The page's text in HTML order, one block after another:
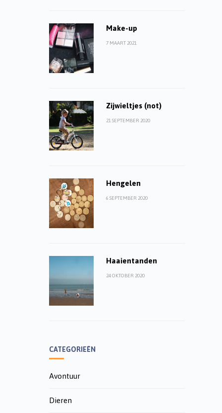
Make-up
7 MAART 2021
Zijwieltjes (not)
21 SEPTEMBER 2020
Hengelen
6 SEPTEMBER 2020
Haaientanden
24 OKTOBER 2020
CATEGORIEËN
Avontuur
Dieren